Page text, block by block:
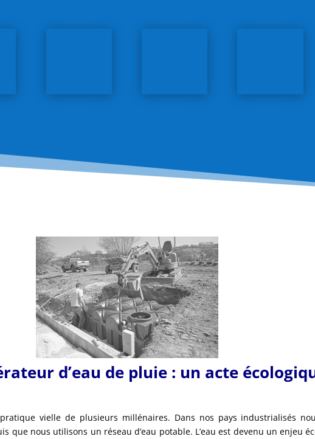
d’eau de pluie : un acte
vielle de plusieurs millénaires. Dans nos pays industrialisés
que nous utilisons un réseau d’eau potable. L’eau est devenu un enjeu